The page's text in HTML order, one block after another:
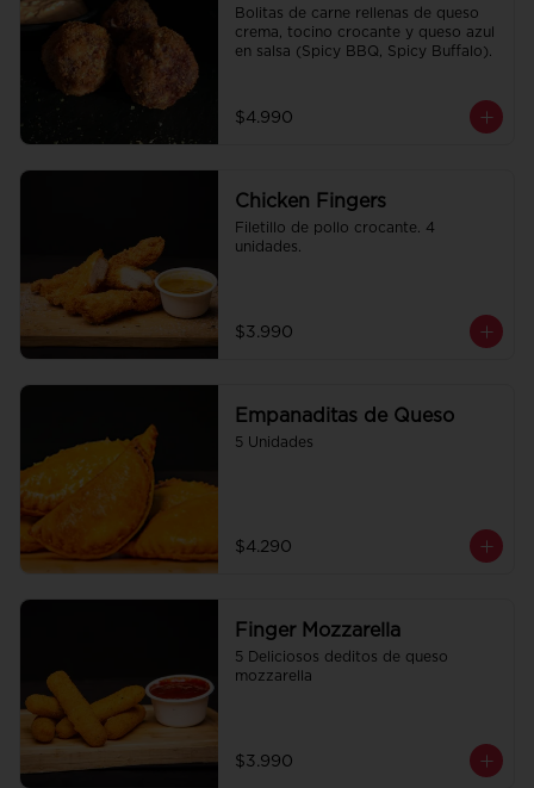
Bolitas de carne rellenas de queso
crema, tocino crocante y queso azul
en salsa (Spicy BBQ, Spicy Buffalo).
$4.990
Chicken Fingers
Filetillo de pollo crocante. 4
unidades.
$3.990
Empanaditas de Queso
5 Unidades
$4.290
Finger Mozzarella
5 Deliciosos deditos de queso
mozzarella
$3.990